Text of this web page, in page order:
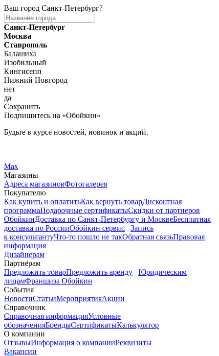
Ваш город Санкт-Петербург?
Санкт-Петербург
Москва
Ставрополь
Балашиха
Изобильный
Кингисепп
Нижний Новгород
нет
да
Сохранить
Подпишитесь на «Обойкин»
Будьте в курсе новостей, новинок и акций.
Max
Магазины
Адреса магазиновФотогалерея
Покупателю
Как купить и оплатитьКак вернуть товарДисконтная
программаПодарочные сертификатыСкидки от партнеров
ОбойкинДоставка по Санкт-Петербургу и МосквеБесплатная
доставка по РоссииОбойкин сервис
Запись
к консультантуЧто-то пошло не такОбратная связьПравовая
информация
Дизайнерам
Партнёрам
Предложить товарПредложить аренду
Юридическим
лицамФраншиза Обойкин
События
НовостиСтатьиМероприятияАкции
Справочник
Справочная информацияУсловные
обозначенияБрендыСертификатыКалькулятор
О компании
ОтзывыИнформация о компанииРеквизиты
Вакансии